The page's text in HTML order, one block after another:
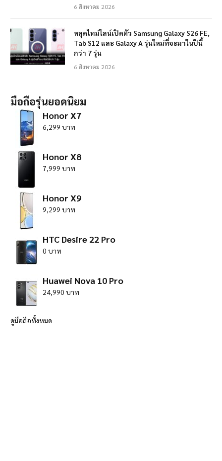
6 สิงหาคม 2026
หลุดไทม์ไลน์เปิดตัว Samsung Galaxy S26 FE,
Tab S12 และ Galaxy A รุ่นใหม่ที่จะมาในปีนี้
กว่า 7 รุ่น
6 สิงหาคม 2026
มือถือรุ่นยอดนิยม
Honor X7
6,299 บาท
Honor X8
7,999 บาท
Honor X9
9,299 บาท
HTC Desire 22 Pro
0 บาท
Huawei Nova 10 Pro
24,990 บาท
ดูมือถือทั้งหมด